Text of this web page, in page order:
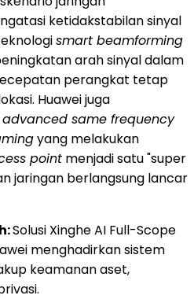
ketidakstabilan sinyal
smart beamforming
arah sinyal dalam
perangkat tetap
Huawei juga
advanced same frequency
yang melakukan
point menjadi satu "super
jaringan berlangsung lancar
Solusi Xinghe AI Full-Scope
menghadirkan sistem
keamanan aset,